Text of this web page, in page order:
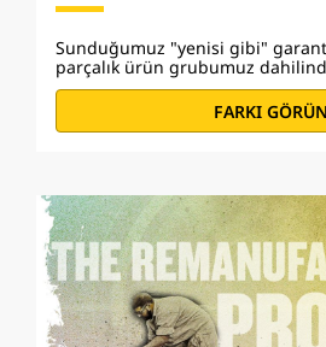
Sunduğumuz "yenisi gibi"
parçalık ürün grubumuz
FARKI GÖRÜN